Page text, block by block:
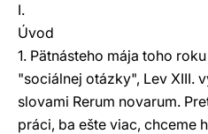
I.
Úvod
1. Pätnásteho mája toho
"sociálnej otázky", Lev XIII.
slovami Rerum novarum.
práci, ba ešte viac, chceme